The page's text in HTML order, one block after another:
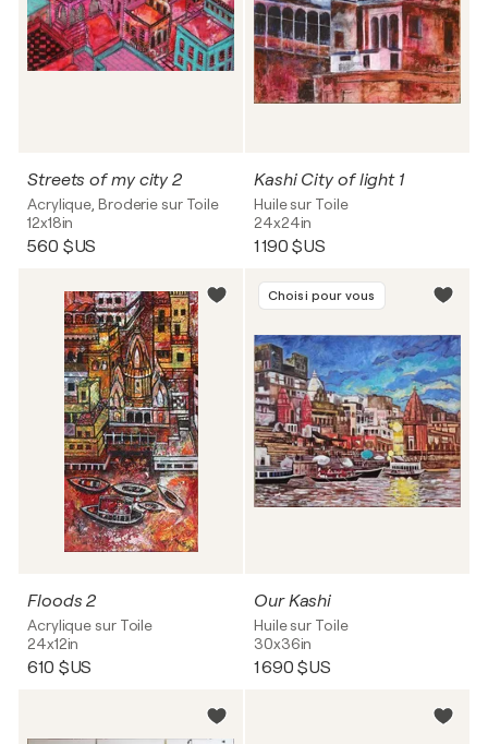
Streets of my city 2
Acrylique, Broderie sur Toile
12x18in
560 $US
Kashi City of light 1
Huile sur Toile
24x24in
1 190 $US
Floods 2
Acrylique sur Toile
24x12in
610 $US
Choisi pour vous
Our Kashi
Huile sur Toile
30x36in
1 690 $US